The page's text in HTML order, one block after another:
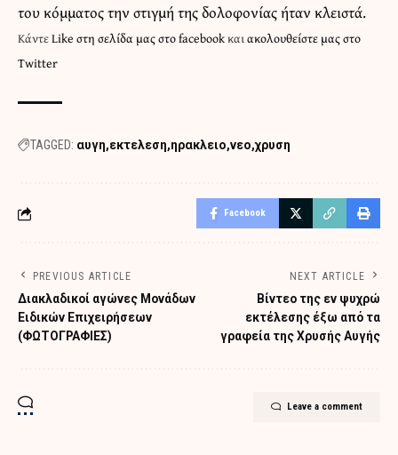
του κόμματος την στιγμή της δολοφονίας ήταν κλειστά.
ΚάντεLike στη σελίδα μας στο facebookκαιακολουθείστε μας στο
Twitter
TAGGED: αυγη εκτελεση ηρακλειο νεο χρυση
Facebook
PREVIOUS ARTICLE
Διακλαδικοί αγώνες Μονάδων
Ειδικών Επιχειρήσεων
(ΦΩΤΟΓΡΑΦΙΕΣ)
NEXT ARTICLE
Βίντεο της εν ψυχρώ
εκτέλεσης έξω από τα
γραφεία της Χρυσής Αυγής
Leave a comment